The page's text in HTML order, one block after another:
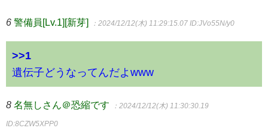
6 警備員[Lv.1][新芽] ：2024/12/12(木) 11:29:15.07 ID:JVo55N/y0
>>1
遺伝子どうなってんだよwww
8 名無しさん＠恐縮です ：2024/12/12(木) 11:30:30.19
ID:8CZW5XPP0